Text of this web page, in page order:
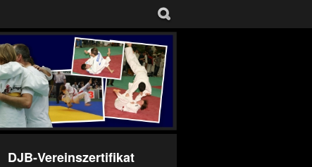
DJB-Vereinszertifikat